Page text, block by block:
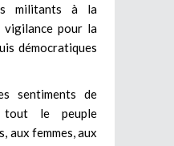
militants à la
pour la
démocratiques
sentiments de
tout le peuple
aux femmes, aux